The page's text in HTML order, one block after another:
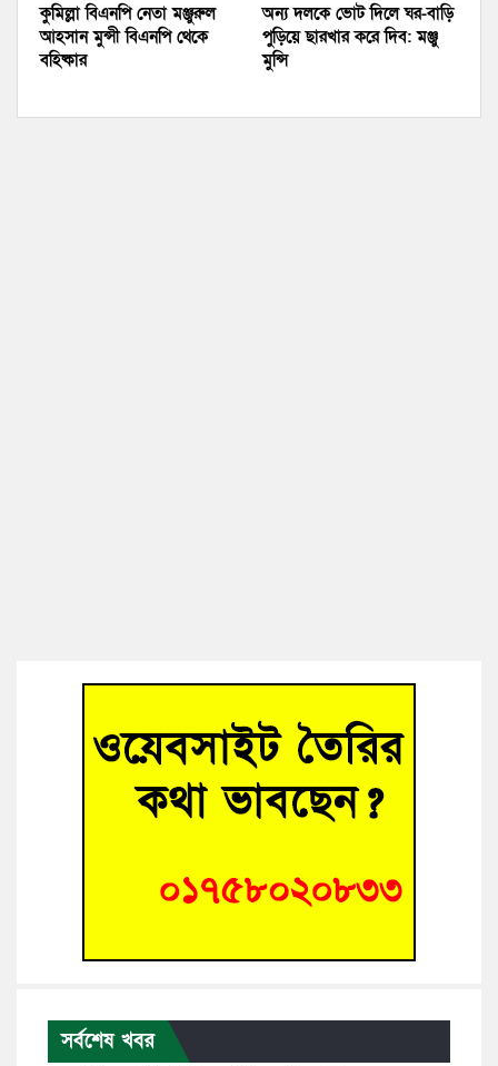
কুমিল্লা বিএনপি নেতা মঞ্জুরুল
আহসান মুন্সী বিএনপি থেকে
বহিষ্কার
অন্য দলকে ভোট দিলে ঘর-বাড়ি
পুড়িয়ে ছারখার করে দিব: মঞ্জু
মুন্সি
সর্বশেষ খবর